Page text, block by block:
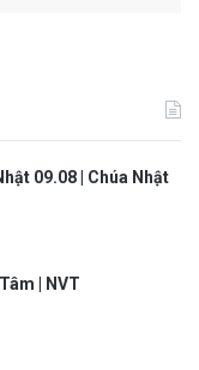
09.08 | Chúa Nhật
| NVT